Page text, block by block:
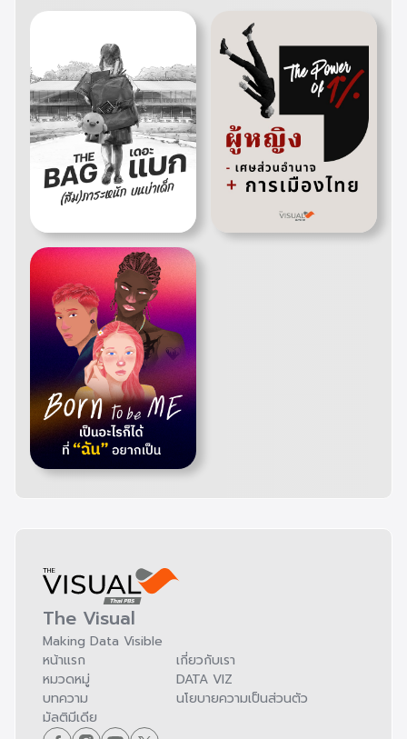
The Visual
Making Data Visible
หน้าแรก
หมวดหมู่
บทความ
มัลติมีเดีย
เกี่ยวกับเรา
DATA VIZ
นโยบายความเป็นส่วนตัว